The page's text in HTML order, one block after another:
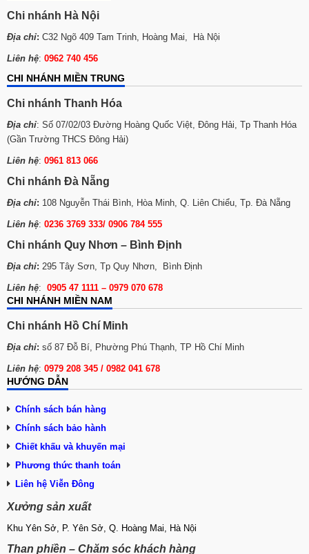
Chi nhánh Hà Nội
Địa chỉ: C32 Ngõ 409 Tam Trinh, Hoàng Mai, Hà Nội
Liên hệ: 0962 740 456
CHI NHÁNH MIỀN TRUNG
Chi nhánh Thanh Hóa
Địa chỉ: Số 07/02/03 Đường Hoàng Quốc Việt, Đông Hải, Tp Thanh Hóa
(Gần Trường THCS Đông Hải)
Liên hệ: 0961 813 066
Chi nhánh Đà Nẵng
Địa chỉ: 108 Nguyễn Thái Bình, Hòa Minh, Q. Liên Chiểu, Tp. Đà Nẵng
Liên hệ: 0236 3769 333/ 0906 784 555
Chi nhánh Quy Nhơn – Bình Định
Địa chỉ: 295 Tây Sơn, Tp Quy Nhơn, Bình Định
Liên hệ: 0905 47 1111 – 0979 070 678
CHI NHÁNH MIỀN NAM
Chi nhánh Hồ Chí Minh
Địa chỉ: số 87 Đỗ Bí, Phường Phú Thạnh, TP Hồ Chí Minh
Liên hệ: 0979 208 345 / 0982 041 678
HƯỚNG DẪN
Chính sách bán hàng
Chính sách bảo hành
Chiết khấu và khuyến mại
Phương thức thanh toán
Liên hệ Viễn Đông
Xưởng sản xuất
Khu Yên Sở, P. Yên Sở, Q. Hoàng Mai, Hà Nội
Than phiền – Chăm sóc khách hàng